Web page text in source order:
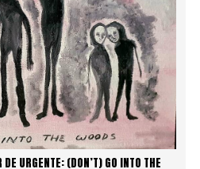
URGENTE: (DON’T) GO INTO THE